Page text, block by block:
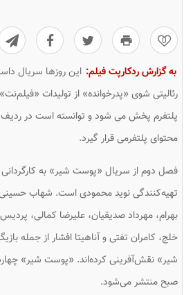
0
به گزارش ردکارپت فیلم: این روزها سریال
رئالیتی شوی «پدرخوانده» از تولیدات
پلتفرم پخش می شود و توانسته است در ردیف
محتوای پلتفرمی قرار گیرد.
فصل دوم از سریال «پوست شیر» به
تهیه‌کنندگی نوید محمودی است. شهاب
بهرام، مهرداد صدیقیان، علیرضا کمالی،
خلج، کامران تفتی و آناهیتا افشار از جمله
صبح منتشر می‌شود.